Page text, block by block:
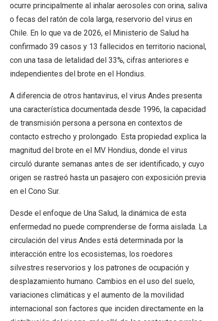
ocurre principalmente al inhalar aerosoles con orina, saliva
o fecas del ratón de cola larga, reservorio del virus en
Chile. En lo que va de 2026, el Ministerio de Salud ha
confirmado 39 casos y 13 fallecidos en territorio nacional,
con una tasa de letalidad del 33%, cifras anteriores e
independientes del brote en el Hondius.
A diferencia de otros hantavirus, el virus Andes presenta
una característica documentada desde 1996, la capacidad
de transmisión persona a persona en contextos de
contacto estrecho y prolongado. Esta propiedad explica la
magnitud del brote en el MV Hondius, donde el virus
circuló durante semanas antes de ser identificado, y cuyo
origen se rastreó hasta un pasajero con exposición previa
en el Cono Sur.
Desde el enfoque de Una Salud, la dinámica de esta
enfermedad no puede comprenderse de forma aislada. La
circulación del virus Andes está determinada por la
interacción entre los ecosistemas, los roedores
silvestres reservorios y los patrones de ocupación y
desplazamiento humano. Cambios en el uso del suelo,
variaciones climáticas y el aumento de la movilidad
internacional son factores que inciden directamente en la